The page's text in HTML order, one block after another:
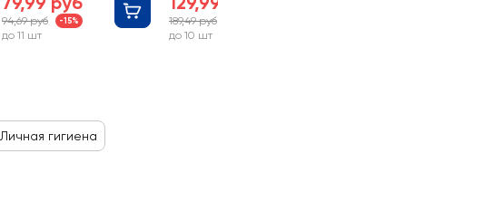
94,69 руб -15%
до 11 шт
189,49 руб
до 10 шт
Личная гигиена